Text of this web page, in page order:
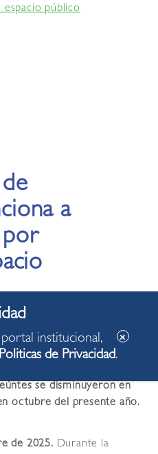
público
a
por
se disminuyeron en
octubre del presente año.
de 2025. Durante la
institucional,
Politicas de Privacidad.